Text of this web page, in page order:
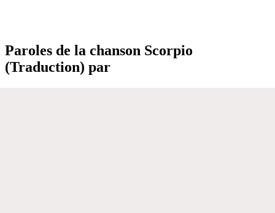
Paroles de la chanson Scorpio
(Traduction) par